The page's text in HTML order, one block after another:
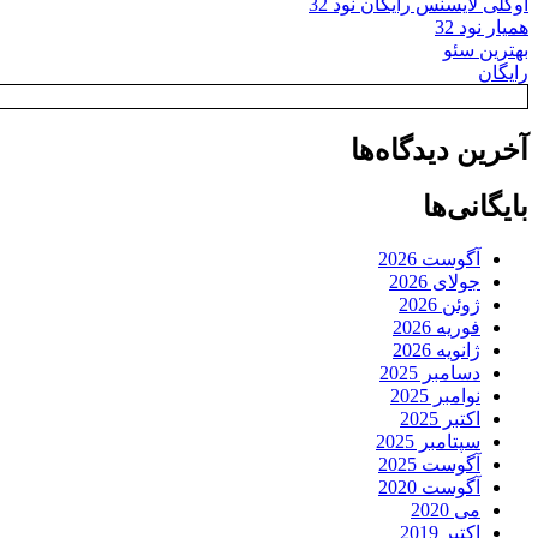
همیار نود 32
بهترین سئو
رایگان
آخرین دیدگاه‌ها
بایگانی‌ها
آگوست 2026
جولای 2026
ژوئن 2026
فوریه 2026
ژانویه 2026
دسامبر 2025
نوامبر 2025
اکتبر 2025
سپتامبر 2025
آگوست 2025
آگوست 2020
می 2020
اکتبر 2019